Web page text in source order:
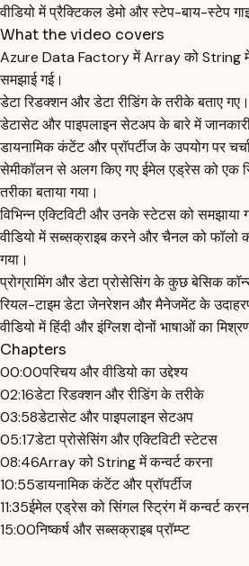
वीडियो में प्रैक्टिकल डेमो और स्टेप-बाय-स्टेप
What the video covers
Azure Data Factory में Array को String में
समझाई गई।
डेटा रिडक्शन और डेटा रीडिंग के तरीके बताए गए।
डेटासेट और पाइपलाइन सेटअप के बारे में
डायनामिक कंटेंट और प्रॉपर्टीज के उपयोग पर
सेमीकॉलन से अलग किए गए ईमेल एड्रेस को एक
तरीका बताया गया।
विभिन्न एक्टिविटी और उनके स्टेटस को समझाया
वीडियो में सब्सक्राइब करने और चैनल को फॉलो
गया।
प्रोग्रामिंग और डेटा प्रोसेसिंग के कुछ बेसिक
रियल-टाइम डेटा जेनरेशन और मैनेजमेंट के
वीडियो में हिंदी और इंग्लिश दोनों भाषाओं का
Chapters
00:00परिचय और वीडियो का उद्देश्य
02:16डेटा रिडक्शन और रीडिंग के तरीके
03:58डेटासेट और पाइपलाइन सेटअप
05:17डेटा प्रोसेसिंग और एक्टिविटी स्टेटस
08:46Array को String में कन्वर्ट करना
10:55डायनामिक कंटेंट और प्रॉपर्टीज
11:35ईमेल एड्रेस को सिंगल स्ट्रिंग में कन्वर्ट
15:00निष्कर्ष और सब्सक्राइब प्रॉम्प्ट